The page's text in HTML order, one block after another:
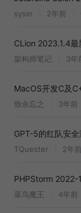
跨平台 IDE
sysin 2年前
CLion 2023.1.4最
架构师笔记 3年
MacOS开发C及
完美兼容版
致余忘之 3年前
GPT-5的红队安
TQuester 2年前
PHPStorm 2022-
菜鸟魔王 4年前